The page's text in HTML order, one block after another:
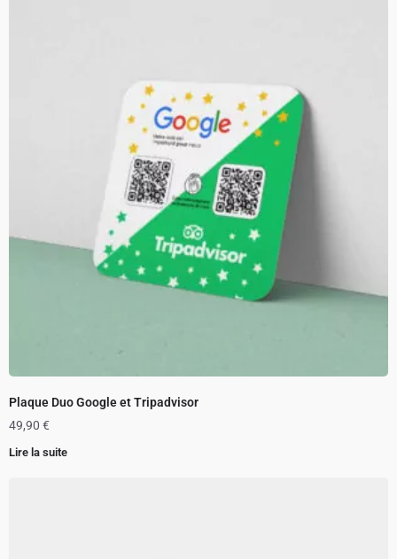
Plaque Duo Google et Tripadvisor
49,90 €
Lire la suite